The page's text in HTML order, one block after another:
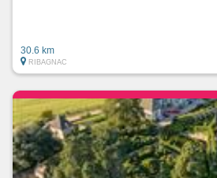
30.6 km
RIBAGNAC